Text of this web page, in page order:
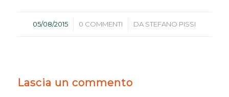
05/08/2015
/ 0 COMMENTI
/ DA STEFANO PISSI
Lascia un commento